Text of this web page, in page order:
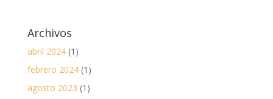
Archivos
abril 2024(1)
febrero 2024(1)
agosto 2023 (1)